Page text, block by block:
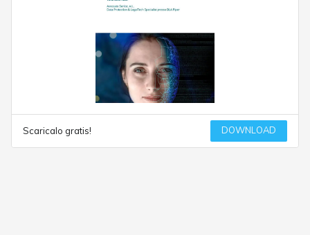
Scaricalo gratis! DOWNLOAD